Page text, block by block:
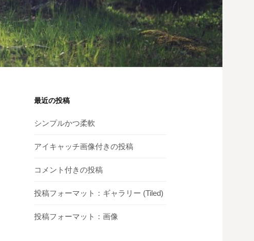
最近の投稿
シンプルかつ柔軟
アイキャッチ画像付きの投稿
コメント付きの投稿
投稿フォーマット：ギャラリー (Tiled)
投稿フォーマット：画像